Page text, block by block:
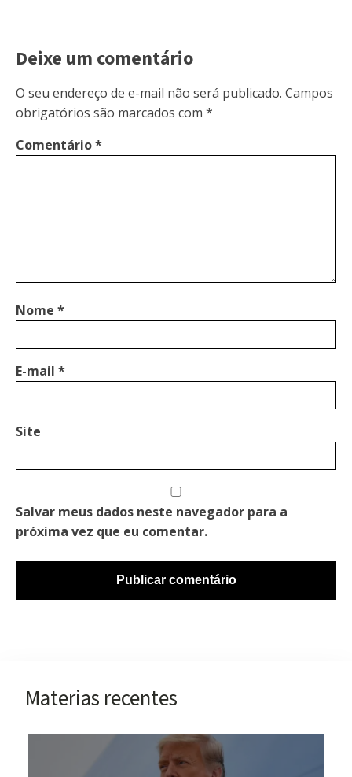
Deixe um comentário
O seu endereço de e-mail não será publicado. Campos
obrigatórios são marcados com *
Comentário*
Nome *
E-mail *
Site
Salvar meus dados neste navegador para a
próxima vez que eu comentar.
Materias recentes